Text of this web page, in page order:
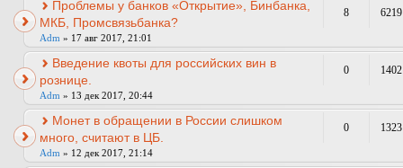
Проблемы у банков «Открытие», Бинбанка,
МКБ, Промсвязьбанка?
Adm » 17 авг 2017, 21:01
8 6219
Введение квоты для российских вин в
рознице.
Adm » 13 дек 2017, 20:44
0 1402
Монет в обращении в России слишком
много, считают в ЦБ.
Adm » 12 дек 2017, 21:14
0 1323